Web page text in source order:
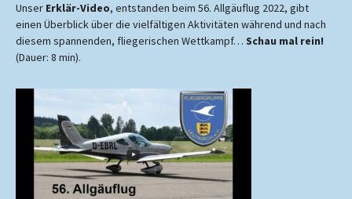
Unser Erklär-Video, entstanden beim 56. Allgäuflug 2022, gibt
einen Überblick über die vielfältigen Aktivitäten während und nach
diesem spannenden, fliegerischen Wettkampf… Schau mal rein!
(Dauer: 8 min).